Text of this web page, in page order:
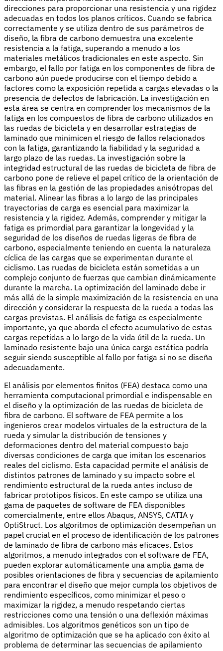
direcciones para proporcionar una resistencia y una rigidez
adecuadas en todos los planos críticos. Cuando se fabrica
correctamente y se utiliza dentro de sus parámetros de
diseño, la fibra de carbono demuestra una excelente
resistencia a la fatiga, superando a menudo a los
materiales metálicos tradicionales en este aspecto. Sin
embargo, el fallo por fatiga en los componentes de fibra de
carbono aún puede producirse con el tiempo debido a
factores como la exposición repetida a cargas elevadas o la
presencia de defectos de fabricación. La investigación en
esta área se centra en comprender los mecanismos de la
fatiga en los compuestos de fibra de carbono utilizados en
las ruedas de bicicleta y en desarrollar estrategias de
laminado que minimicen el riesgo de fallos relacionados
con la fatiga, garantizando la fiabilidad y la seguridad a
largo plazo de las ruedas. La investigación sobre la
integridad estructural de las ruedas de bicicleta de fibra de
carbono pone de relieve el papel crítico de la orientación de
las fibras en la gestión de las propiedades anisótropas del
material. Alinear las fibras a lo largo de las principales
trayectorias de carga es esencial para maximizar la
resistencia y la rigidez. Además, comprender y mitigar la
fatiga es primordial para garantizar la longevidad y la
seguridad de los diseños de ruedas ligeras de fibra de
carbono, especialmente teniendo en cuenta la naturaleza
cíclica de las cargas que se experimentan durante el
ciclismo. Las ruedas de bicicleta están sometidas a un
complejo conjunto de fuerzas que cambian dinámicamente
durante la marcha. La optimización del laminado debe ir
más allá de la simple maximización de la resistencia en una
dirección y considerar la respuesta de la rueda a todas las
cargas previstas. El análisis de fatiga es especialmente
importante, ya que aborda el efecto acumulativo de estas
cargas repetidas a lo largo de la vida útil de la rueda. Un
laminado resistente bajo una única carga estática podría
seguir siendo susceptible al fallo por fatiga si no se diseña
adecuadamente.
El análisis por elementos finitos (FEA) destaca como una
herramienta computacional primordial e indispensable en
el diseño y la optimización de las ruedas de bicicleta de
fibra de carbono. El software de FEA permite a los
ingenieros crear modelos virtuales de la estructura de la
rueda y simular la distribución de tensiones y
deformaciones dentro del material compuesto bajo
diversas condiciones de carga que imitan los escenarios
reales del ciclismo. Esta capacidad permite el análisis de
distintos patrones de laminado y su impacto sobre el
rendimiento estructural de la rueda antes incluso de
fabricar prototipos físicos. En este campo se utiliza una
gama de paquetes de software de FEA disponibles
comercialmente, entre ellos Abaqus, ANSYS, CATIA y
OptiStruct. Los algoritmos de optimización desempeñan un
papel crucial en el proceso de identificación de los patrones
de laminado de fibra de carbono más eficaces. Estos
algoritmos, a menudo integrados con el software de FEA,
pueden explorar automáticamente una amplia gama de
posibles orientaciones de fibra y secuencias de apilamiento
para encontrar el diseño que mejor cumpla los objetivos de
rendimiento específicos, como minimizar el peso o
maximizar la rigidez, a menudo respetando ciertas
restricciones como una tensión o una deflexión máximas
admisibles. Los algoritmos genéticos son un tipo de
algoritmo de optimización que se ha aplicado con éxito al
problema de determinar las secuencias de apilamiento